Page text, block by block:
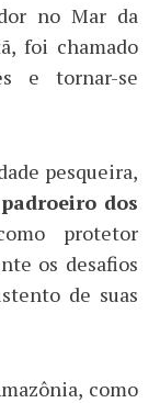
no Mar da
foi chamado
e tornar-se
pesqueira,
padroeiro dos
protetor
os desafios
de suas
como